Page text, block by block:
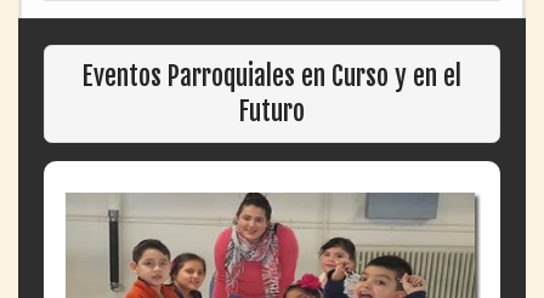
Eventos Parroquiales en Curso y en el
Futuro